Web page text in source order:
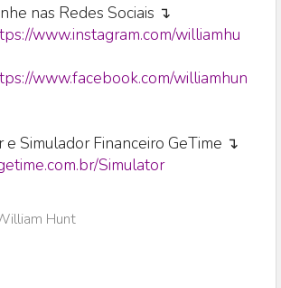
nas Redes Sociais ↴
www.instagram.com/williamhu
www.facebook.com/williamhun
e Simulador Financeiro GeTime ↴
Simulator
Hunt